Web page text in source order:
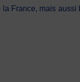
France, mais